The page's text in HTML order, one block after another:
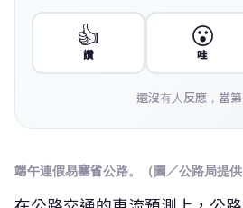
👍
讚
😮
哇
還沒有人反應，當
端午連假易塞省公路。（圖／公路局提供